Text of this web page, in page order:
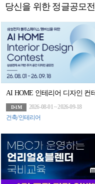
당신을 위한 정글공모전
D-1M
2026-08-01 ~ 2026-09-18
건축/인테리어